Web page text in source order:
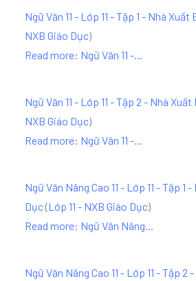
Ngữ Văn 11 - Lớp 11 - Tập 1 - Nhà Xuất
NXB Giáo Dục)
Read more: Ngữ Văn 11 -...
Ngữ Văn 11 - Lớp 11 - Tập 2 - Nhà
NXB Giáo Dục)
Read more: Ngữ Văn 11 -...
Ngữ Văn Nâng Cao 11 - Lớp 11 - Tập 1
Dục(Lớp 11 - NXB Giáo Dục)
Read more: Ngữ Văn Nâng...
Ngữ Văn Nâng Cao 11 - Lớp 11 - Tập 2